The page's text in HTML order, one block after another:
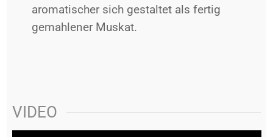
aromatischer sich gestaltet als fertig
gemahlener Muskat.
VIDEO